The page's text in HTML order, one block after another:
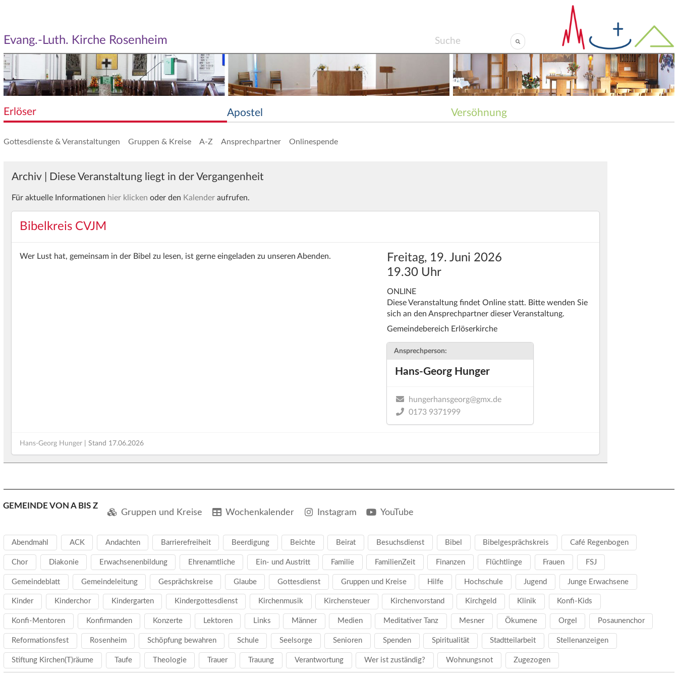
Evang.-Luth. Kirche Rosenheim
Erlöser Apostel Versöhnung
Gottesdienste & Veranstaltungen Gruppen & Kreise A-Z Ansprechpartner Onlinespende
Archiv | Diese Veranstaltung liegt in der Vergangenheit
Für aktuelle Informationen hier klicken oder den Kalenderaufrufen.
Bibelkreis CVJM
Freitag, 19. Juni 2026
19.30 Uhr
ONLINE
Diese Veranstaltung findet Online statt. Bitte wenden Sie
sich an den Ansprechpartner dieser Veranstaltung.
Gemeindebereich Erlöserkirche
Ansprechperson:
Hans-Georg Hunger
hungerhansgeorg@gmx.de
0173 9371999
Wer Lust hat, gemeinsam in der Bibel zu lesen, ist gerne eingeladen zu unseren Abenden.
Hans-Georg Hunger| Stand 17.06.2026
GEMEINDE VON A BIS Z
Gruppen und Kreise Wochenkalender Instagram YouTube
Abendmahl ACK Andachten Barrierefreiheit Beerdigung Beichte Beirat Besuchsdienst Bibel Bibelgesprächskreis Café Regenbogen
Chor Diakonie Erwachsenenbildung Ehrenamtliche Ein- und Austritt Familie FamilienZeit Finanzen Flüchtlinge Frauen FSJ
Gemeindeblatt Gemeindeleitung Gesprächskreise Glaube Gottesdienst Gruppen und Kreise Hilfe Hochschule Jugend Junge Erwachsene
Kinder Kinderchor Kindergarten Kindergottesdienst Kirchenmusik Kirchensteuer Kirchenvorstand Kirchgeld Klinik Konfi-Kids
Konfi-Mentoren Konfirmanden Konzerte Lektoren Links Männer Medien Meditativer Tanz Mesner Ökumene Orgel Posaunenchor
Reformationsfest Rosenheim Schöpfung bewahren Schule Seelsorge Senioren Spenden Spiritualität Stadtteilarbeit Stellenanzeigen
Stiftung Kirchen(T)räume Taufe Theologie Trauer Trauung Verantwortung Wer ist zuständig? Wohnungsnot Zugezogen